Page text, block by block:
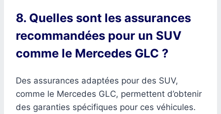
8. Quelles sont les assurances
recommandées pour un SUV
comme le Mercedes GLC ?
Des assurances adaptées pour des SUV,
comme le Mercedes GLC, permettent d’obtenir
des garanties spécifiques pour ces véhicules.